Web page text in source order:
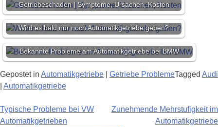
Getriebeschaden | Symptome, Ursachen, Kosten
Wird es bald nur noch Automatikgetriebe geben?
Bekannte Probleme am Automatikgetriebe bei BMW
Gepostet in Automatikgetriebe Getriebe ProblemeTagged Audi
Automatikgetriebe
Beitragsnavigation
Typische Probleme bei VW
Automatikgetrieben
Zunehmende Mehrstufigkeit im
Automatikgetriebe